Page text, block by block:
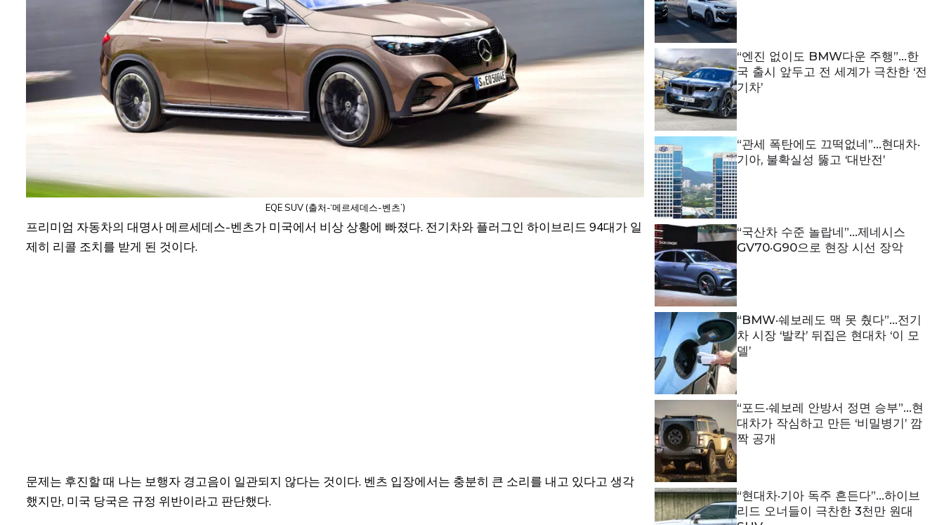
EQE SUV (출처-‘메르세데스-벤츠’)
프리미엄 자동차의 대명사 메르세데스-벤츠가 미국에서 비상 상황에 빠졌다. 전기차와 플러그인 하이브리드 94대가 일
제히 리콜 조치를 받게 된 것이다.
문제는 후진할 때 나는 보행자 경고음이 일관되지 않다는 것이다. 벤츠 입장에서는 충분히 큰 소리를 내고 있다고 생각
했지만, 미국 당국은 규정 위반이라고 판단했다.
“엔진 없이도 BMW다운 주행”…한
국 출시 앞두고 전 세계가 극찬한 ‘전
기차’
“관세 폭탄에도 끄떡없네”…현대차·
기아, 불확실성 뚫고 ‘대반전’
“국산차 수준 놀랍네”…제네시스
GV70·G90으로 현장 시선 장악
“BMW·쉐보레도 맥 못 췄다”…전기
차 시장 ‘발칵’ 뒤집은 현대차 ‘이 모
델’
“포드·쉐보레 안방서 정면 승부”…현
대차가 작심하고 만든 ‘비밀병기’ 깜
짝 공개
“현대차·기아 독주 흔든다”…하이브
리드 오너들이 극찬한 3천만 원대